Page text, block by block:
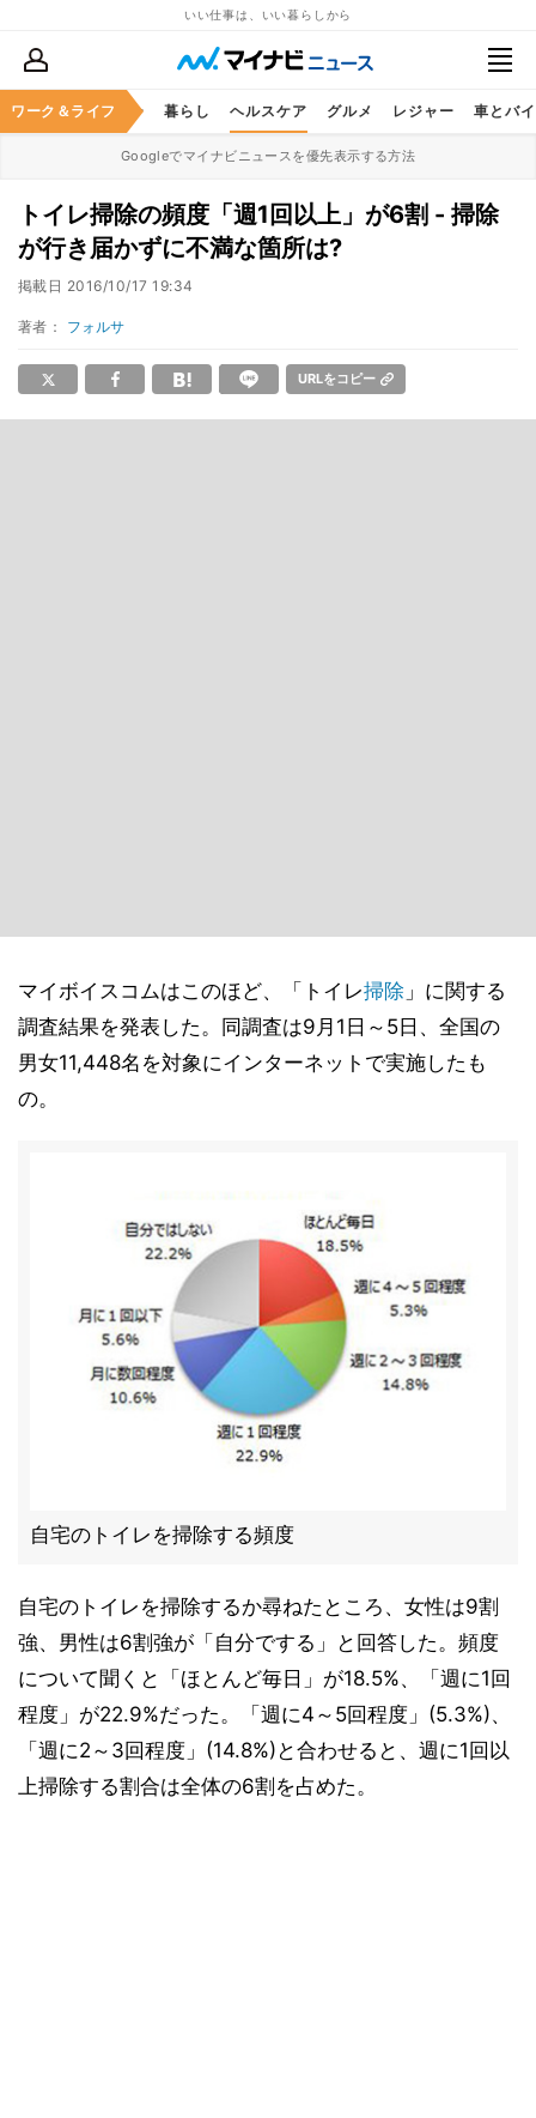
いい仕事は、いい暮らしから
ワーク＆ライフ
ススキル マネー 暮らし ヘルスケア グルメ レジャー 車とバ
Googleでマイナビニュースを優先表示する方法
トイレ掃除の頻度「週1回以上」が6割 - 掃除
が行き届かずに不満な箇所は?
掲載日 2016/10/17 19:34
著者： フォルサ
URLをコピー
マイボイスコムはこのほど、「トイレ掃除 」に関する
調査結果を発表した。同調査は9月1日～5日、全国の
男女11,448名を対象にインターネットで実施したも
の。
自宅のトイレを掃除する頻度
自宅のトイレを掃除するか尋ねたところ、女性は9割
強、男性は6割強が「自分でする」と回答した。頻度
について聞くと「ほとんど毎日」が18.5%、「週に1回
程度」が22.9%だった。「週に4～5回程度」(5.3%)、
「週に2～3回程度」(14.8%)と合わせると、週に1回以
上掃除する割合は全体の6割を占めた。